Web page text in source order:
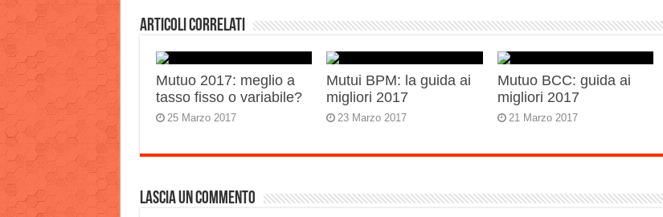
Articoli correlati
Mutuo 2017: meglio a
tasso fisso o variabile?
25 Marzo 2017
Mutui BPM: la guida ai
migliori 2017
23 Marzo 2017
Mutuo BCC: guida ai
migliori 2017
21 Marzo 2017
Lascia un commento